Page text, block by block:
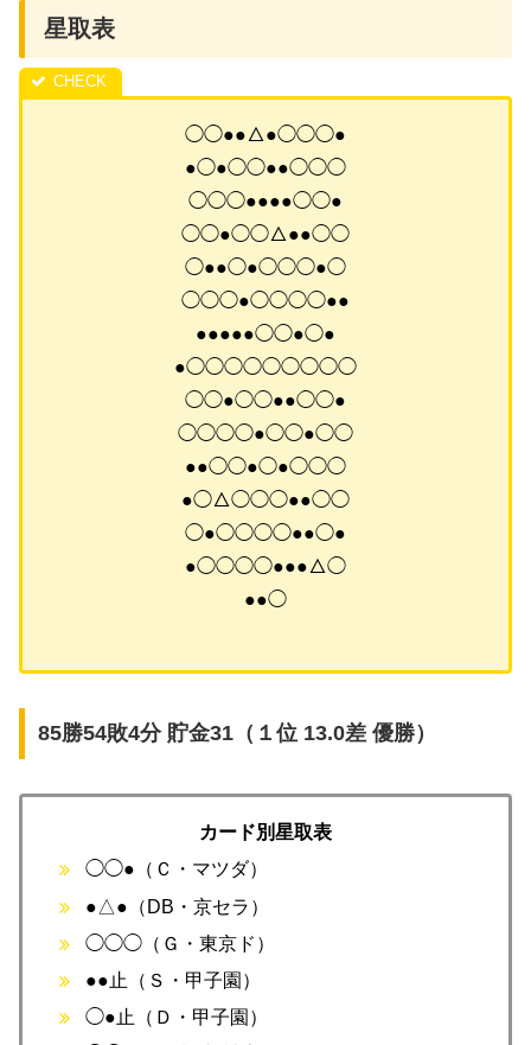
星取表
◯◯●●△●◯◯◯●
●◯●◯◯●●◯◯◯
◯◯◯●●●●◯◯●
◯◯●◯◯△●●◯◯
◯●●◯●◯◯◯●◯
◯◯◯●◯◯◯◯●●
●●●●●◯◯●◯●
●◯◯◯◯◯◯◯◯◯
◯◯●◯◯●●◯◯●
◯◯◯◯●◯◯●◯◯
●●◯◯●◯●◯◯◯
●◯△◯◯◯●●◯◯
◯●◯◯◯◯●●◯●
●◯◯◯◯●●●△◯
●●◯
85勝54敗4分 貯金31（１位 13.0差 優勝）
カード別星取表
◯◯●（Ｃ・マツダ）
●△●（DB・京セラ）
◯◯◯（Ｇ・東京ド）
●●止（Ｓ・甲子園）
◯●止（Ｄ・甲子園）